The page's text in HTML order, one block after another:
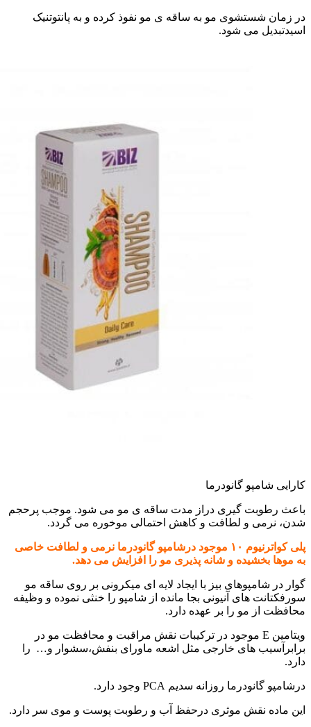
در زمان شستشوی مو به ساقه ی مو نفوذ کرده و به پانتوتنیک
اسیدتبدیل می شود.
کارایی شامپو گانودرما
باعث رطوبت گیری دراز مدت ساقه ی مو می شود. موجب پرحجم
شدن، نرمی و لطافت و کاهش احتمالی موخوره می گردد.
پلی کواترنیوم ۱۰ موجود درشامپو گانودرما نرمی و لطافت خاصی
به موها بخشیده و شانه پذیری مو را افزایش می دهد.
گوار در شامپوهای بیز با ایجاد لایه ای میکرونی بر روی ساقه مو
سورفکتانت های آنیونی بجا مانده از شامپو را خنثی نموده و وظیفه
محافظت از مو را بر عهده دارد.
ویتامین E موجود در ترکیبات نقش مراقبت و محافظت مو در
برابرآسیب های خارجی مثل اشعه ماورای بنفش،سشوار و… را
دارد.
درشامپو گانودرما روزانه سدیم PCA وجود دارد.
این ماده نقش موثری درحفظ آب و رطوبت پوست و موی سر دارد.